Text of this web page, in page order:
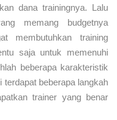
dana trainingnya. Lalu
memang budgetnya
membutuhkan training
saja untuk memenuhi
beberapa karakteristik
terdapat beberapa langkah
trainer yang benar